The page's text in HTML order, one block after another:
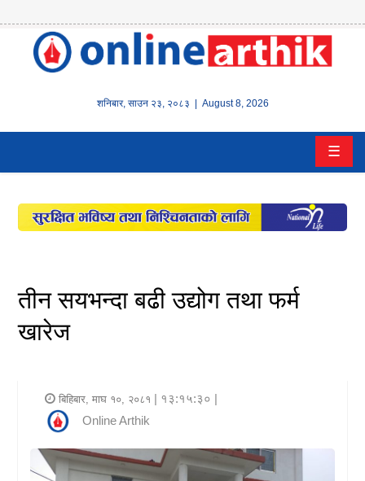
शनिबार, साउन २३, २०८३ | August 8, 2026
होम
वित्त
इन्स्योरेन्स
पूँजीबजार
अटो
राजनीति
☰
तीन सयभन्दा बढी उद्योग तथा फर्म
खारेज
बिहिबार, माघ १०, २०८१ | १३:१५:३० |
Online Arthik